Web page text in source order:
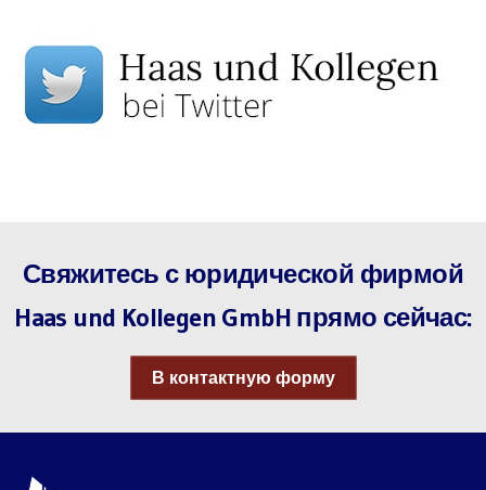
Свяжитесь с юридической фирмой
Haas und Kollegen GmbH прямо сейчас:
В контактную форму